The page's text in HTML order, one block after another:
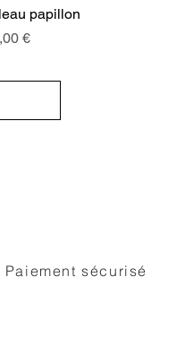
Aperçu rapide
papillon
€
Paiement sécurisé